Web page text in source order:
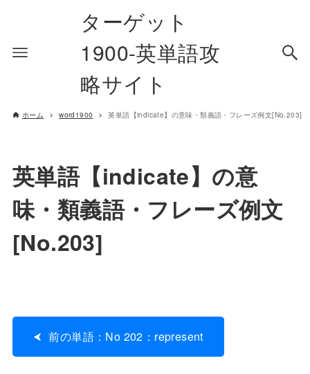
ターゲット
1900-英単語攻
略サイト
ホーム word1900 英単語【indicate】の意味・類義語・フレーズ例文[No.203]
英単語【indicate】の意
味・類義語・フレーズ例文
[No.203]
前の単語：No 202：represent